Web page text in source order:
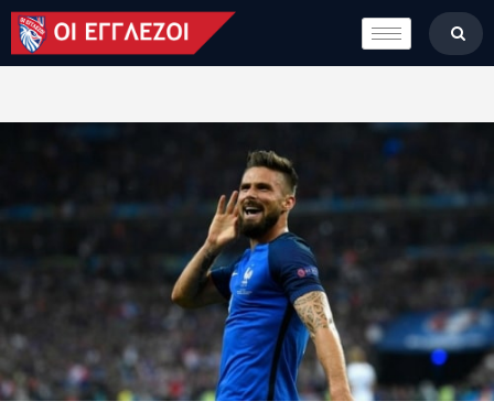
LONDON CALLING
ΚΑΤΗΓΟΡΙΕΣ
ΒΑΘΜΟΛΟΓΙΕΣ
ΠΟΙΟΙ ΕΙΜΑΣΤΕ